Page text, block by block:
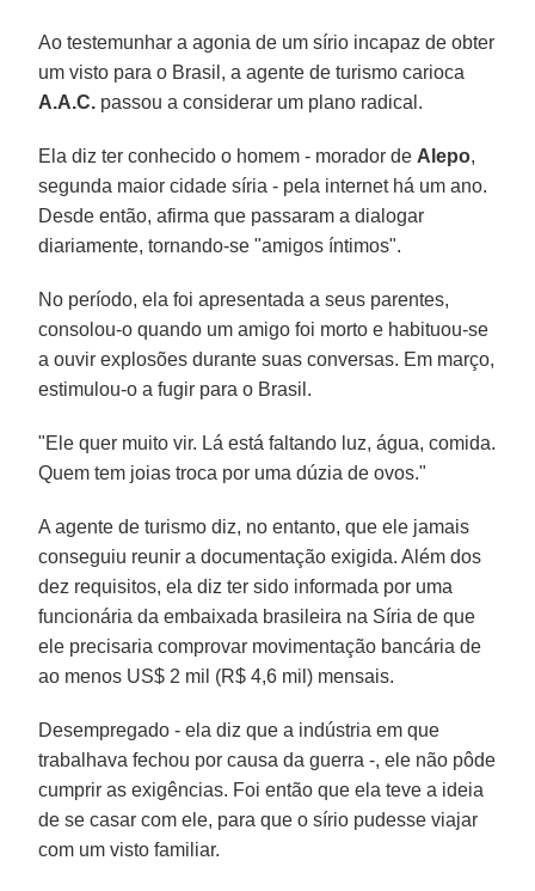
Ao testemunhar a agonia de um sírio incapaz de obter
um visto para o Brasil, a agente de turismo carioca
A.A.C. passou a considerar um plano radical.
Ela diz ter conhecido o homem - morador de Alepo,
segunda maior cidade síria - pela internet há um ano.
Desde então, afirma que passaram a dialogar
diariamente, tornando-se "amigos íntimos".
No período, ela foi apresentada a seus parentes,
consolou-o quando um amigo foi morto e habituou-se
a ouvir explosões durante suas conversas. Em março,
estimulou-o a fugir para o Brasil.
"Ele quer muito vir. Lá está faltando luz, água, comida.
Quem tem joias troca por uma dúzia de ovos."
A agente de turismo diz, no entanto, que ele jamais
conseguiu reunir a documentação exigida. Além dos
dez requisitos, ela diz ter sido informada por uma
funcionária da embaixada brasileira na Síria de que
ele precisaria comprovar movimentação bancária de
ao menos US$ 2 mil (R$ 4,6 mil) mensais.
Desempregado - ela diz que a indústria em que
trabalhava fechou por causa da guerra -, ele não pôde
cumprir as exigências. Foi então que ela teve a ideia
de se casar com ele, para que o sírio pudesse viajar
com um visto familiar.